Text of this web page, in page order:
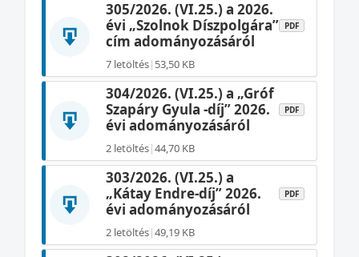
305/2026. (VI.25.) a 2026.
évi „Szolnok Díszpolgára”
cím adományozásáról
PDF
7 letöltés| 53,50 KB
304/2026. (VI.25.) a „Gróf
Szapáry Gyula -díj” 2026.
évi adományozásáról
PDF
2 letöltés|44,70 KB
303/2026. (VI.25.) a
„Kátay Endre-díj” 2026.
évi adományozásáról
PDF
2 letöltés|49,19 KB